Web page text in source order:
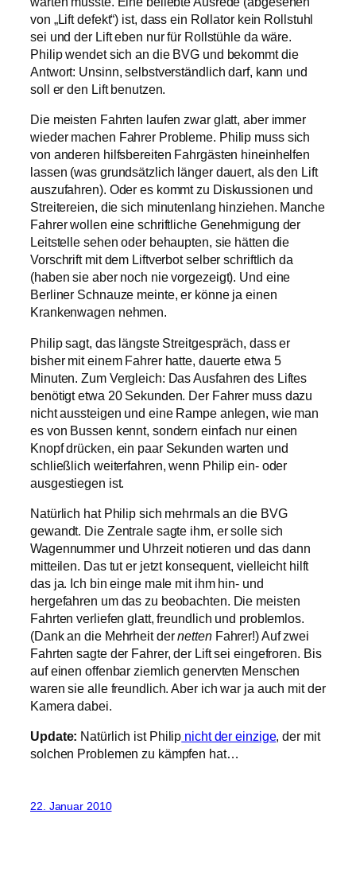
von „Lift defekt“) ist, dass ein Rollator kein Rollstuhl
sei und der Lift eben nur für Rollstühle da wäre.
Philip wendet sich an die BVG und bekommt die
Antwort: Unsinn, selbstverständlich darf, kann und
soll er den Lift benutzen.
Die meisten Fahrten laufen zwar glatt, aber immer
wieder machen Fahrer Probleme. Philip muss sich
von anderen hilfsbereiten Fahrgästen hineinhelfen
lassen (was grundsätzlich länger dauert, als den Lift
auszufahren). Oder es kommt zu Diskussionen und
Streitereien, die sich minutenlang hinziehen. Manche
Fahrer wollen eine schriftliche Genehmigung der
Leitstelle sehen oder behaupten, sie hätten die
Vorschrift mit dem Liftverbot selber schriftlich da
(haben sie aber noch nie vorgezeigt). Und eine
Berliner Schnauze meinte, er könne ja einen
Krankenwagen nehmen.
Philip sagt, das längste Streitgespräch, dass er
bisher mit einem Fahrer hatte, dauerte etwa 5
Minuten. Zum Vergleich: Das Ausfahren des Liftes
benötigt etwa 20 Sekunden. Der Fahrer muss dazu
nicht aussteigen und eine Rampe anlegen, wie man
es von Bussen kennt, sondern einfach nur einen
Knopf drücken, ein paar Sekunden warten und
schließlich weiterfahren, wenn Philip ein- oder
ausgestiegen ist.
Natürlich hat Philip sich mehrmals an die BVG
gewandt. Die Zentrale sagte ihm, er solle sich
Wagennummer und Uhrzeit notieren und das dann
mitteilen. Das tut er jetzt konsequent, vielleicht hilft
das ja. Ich bin einge male mit ihm hin- und
hergefahren um das zu beobachten. Die meisten
Fahrten verliefen glatt, freundlich und problemlos.
(Dank an die Mehrheit dernettenFahrer!) Auf zwei
Fahrten sagte der Fahrer, der Lift sei eingefroren. Bis
auf einen offenbar ziemlich genervten Menschen
waren sie alle freundlich. Aber ich war ja auch mit der
Kamera dabei.
Update: Natürlich ist Philip nicht der einzige, der mit
solchen Problemen zu kämpfen hat…
22. Januar 2010